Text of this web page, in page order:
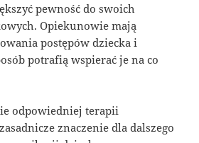
pewność do swoich
Opiekunowie mają
postępów dziecka i
potrafią wspierać je na co
odpowiedniej terapii
znaczenie dla dalszego